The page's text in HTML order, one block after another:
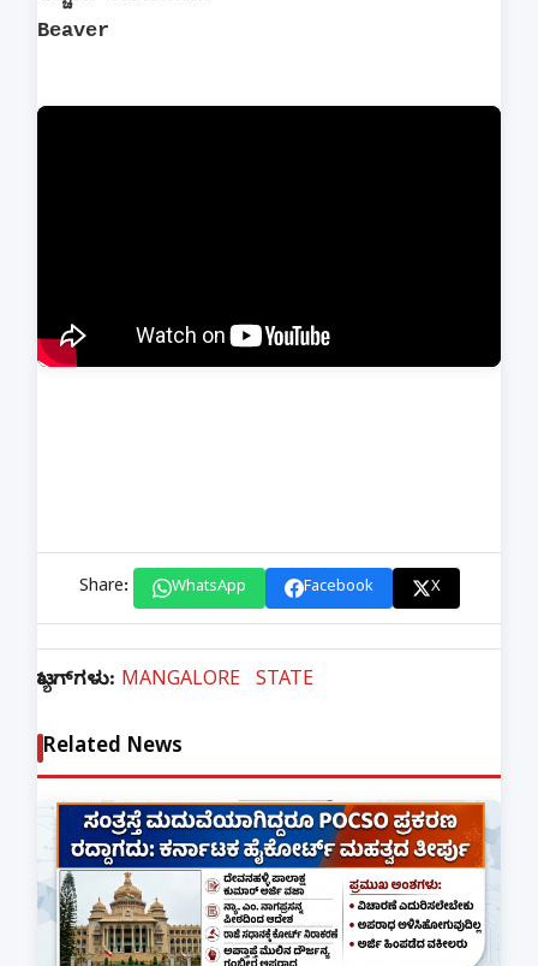
Beaver
Share: WhatsApp Facebook X
ಟ್ಯಾಗ್‌ಗಳು: MANGALORE STATE
Related News